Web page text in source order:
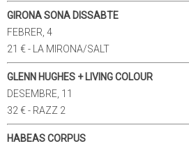
GIRONA SONA DISSABTE
FEBRER, 4
21 € - LA MIRONA/SALT
GLENN HUGHES + LIVING COLOUR
DESEMBRE, 11
32 € - RAZZ 2
HABEAS CORPUS